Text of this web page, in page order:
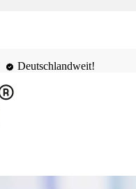
Deutschlandweit!